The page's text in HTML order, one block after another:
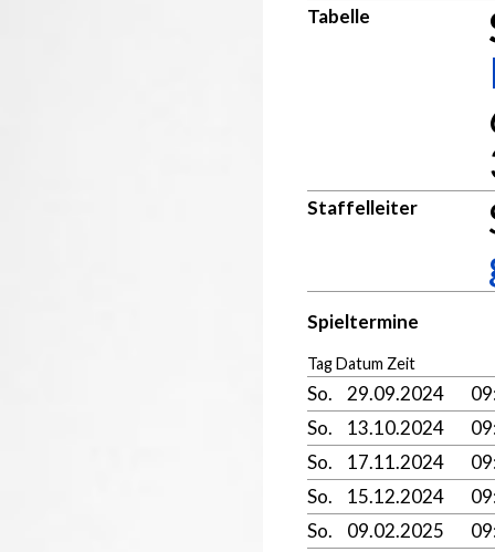
Tabelle
Staffelleiter
Spieltermine
Tag Datum Zeit
So. 29.09.2024
So.
13.10.2024
So.
17.11.2024
So.
15.12.2024
So.
09.02.2025